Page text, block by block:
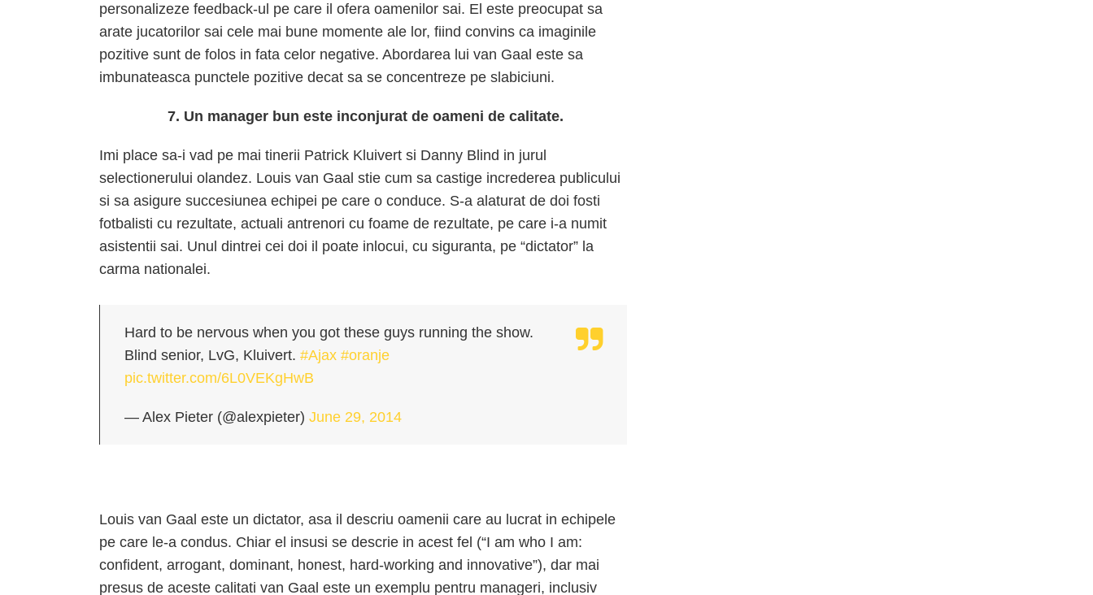
personalizeze feedback-ul pe care il ofera oamenilor sai. El este preocupat sa
arate jucatorilor sai cele mai bune momente ale lor, fiind convins ca imaginile
pozitive sunt de folos in fata celor negative. Abordarea lui van Gaal este sa
imbunateasca punctele pozitive decat sa se concentreze pe slabiciuni.
7. Un manager bun este inconjurat de oameni de calitate.
Imi place sa-i vad pe mai tinerii Patrick Kluivert si Danny Blind in jurul
selectionerului olandez. Louis van Gaal stie cum sa castige increderea publicului
si sa asigure succesiunea echipei pe care o conduce. S-a alaturat de doi fosti
fotbalisti cu rezultate, actuali antrenori cu foame de rezultate, pe care i-a numit
asistentii sai. Unul dintrei cei doi il poate inlocui, cu siguranta, pe “dictator” la
carma nationalei.
Hard to be nervous when you got these guys running the show.
Blind senior, LvG, Kluivert. #Ajax #oranje
pic.twitter.com/6L0VEKgHwB
— Alex Pieter (@alexpieter) June 29, 2014
Louis van Gaal este un dictator, asa il descriu oamenii care au lucrat in echipele
pe care le-a condus. Chiar el insusi se descrie in acest fel (“I am who I am:
confident, arrogant, dominant, honest, hard-working and innovative”), dar mai
presus de aceste calitati van Gaal este un exemplu pentru manageri, inclusiv